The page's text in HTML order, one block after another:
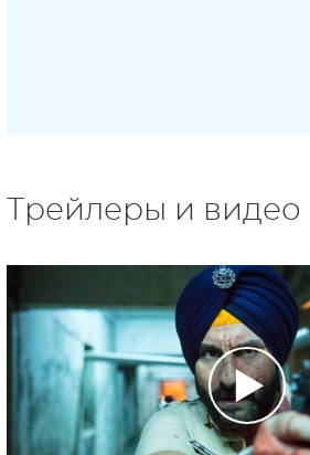
Трейлеры и видео